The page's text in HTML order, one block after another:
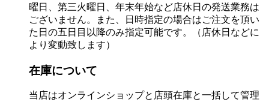
曜日、第三火曜日、年末年始など店休日の発送業務は
ございません。また、日時指定の場合はご注文を頂い
た日の五日目以降のみ指定可能です。（店休日などに
より変動致します）
在庫について
当店はオンラインショップと店頭在庫と一括して管理